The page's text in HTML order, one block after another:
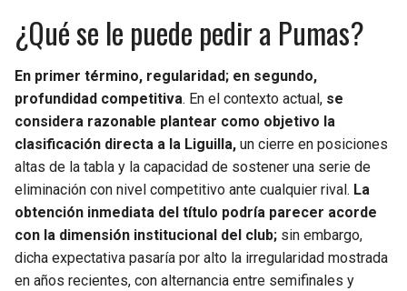
¿Qué se le puede pedir a Pumas?
En primer término, regularidad; en segundo,
profundidad competitiva. En el contexto actual, se
considera razonable plantear como objetivo la
clasificación directa a la Liguilla, un cierre en posiciones
altas de la tabla y la capacidad de sostener una serie de
eliminación con nivel competitivo ante cualquier rival. La
obtención inmediata del título podría parecer acorde
con la dimensión institucional del club; sin embargo,
dicha expectativa pasaría por alto la irregularidad mostrada
en años recientes, con alternancia entre semifinales y